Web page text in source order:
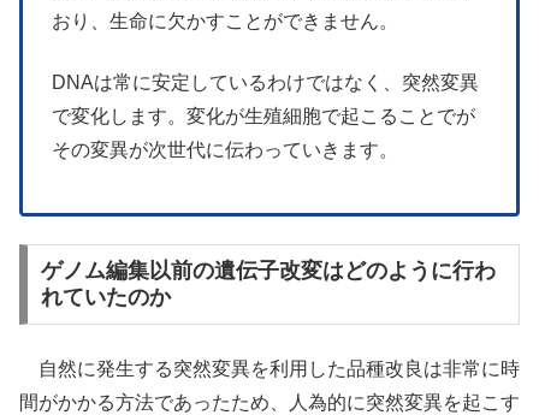
おり、生命に欠かすことができません。
DNAは常に安定しているわけではなく、突然変異
で変化します。変化が生殖細胞で起こることでが
その変異が次世代に伝わっていきます。
ゲノム編集以前の遺伝子改変はどのように行わ
れていたのか
自然に発生する突然変異を利用した品種改良は非常に時
間がかかる方法であったため、人為的に突然変異を起こす